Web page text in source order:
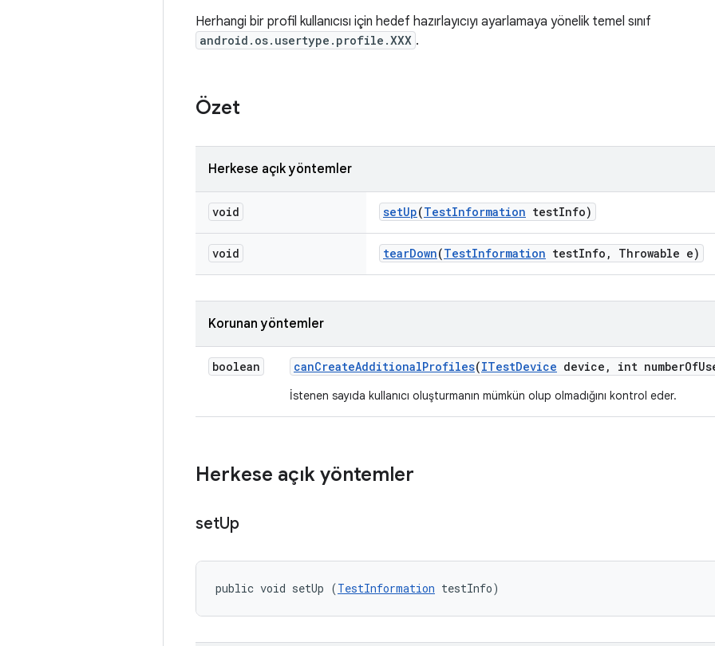
Herhangi bir profil kullanıcısı için hedef hazırlayıcıyı ayarlamaya yönelik temel sınıf
android.os.usertype.profile.XXX .
Özet
Herkese açık yöntemler
void setUp(TestInformation testInfo)
void tearDown(TestInformation testInfo , Throwable e)
Korunan yöntemler
boolean canCreateAdditionalProfiles(ITestDevice device , int numberOf
İstenen sayıda kullanıcı oluşturmanın mümkün olup olmadığını kontrol eder.
Herkese açık yöntemler
setUp
public void setUp (TestInformation testInfo)